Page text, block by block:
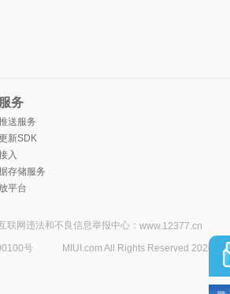
务
送服务
新SDK
入
存储服务
平台
联网违法和不良信息举报中心： www.12377.cn
号
MIUI.com All Rights Reserved 2026